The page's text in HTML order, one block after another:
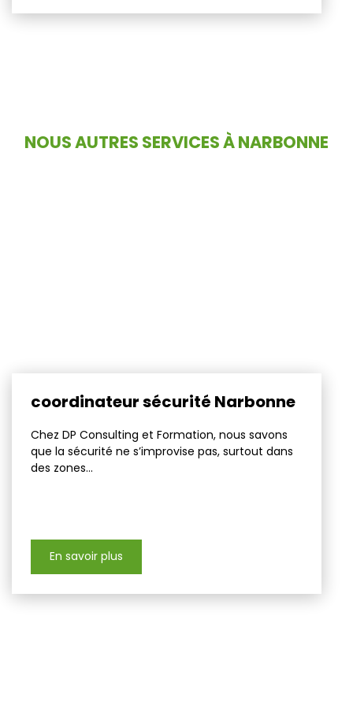
NOUS AUTRES SERVICES À NARBONNE
coordinateur sécurité Narbonne
Chez DP Consulting et Formation, nous savons
que la sécurité ne s’improvise pas, surtout dans
des zones...
En savoir plus